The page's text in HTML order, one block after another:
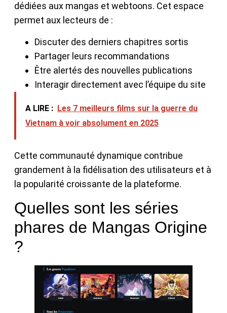
dédiées aux mangas et webtoons. Cet espace
permet aux lecteurs de :
Discuter des derniers chapitres sortis
Partager leurs recommandations
Être alertés des nouvelles publications
Interagir directement avec l’équipe du site
A LIRE : Les 7 meilleurs films sur la guerre du
Vietnam à voir absolument en 2025
Cette communauté dynamique contribue
grandement à la fidélisation des utilisateurs et à
la popularité croissante de la plateforme.
Quelles sont les séries
phares de Mangas Origine
?